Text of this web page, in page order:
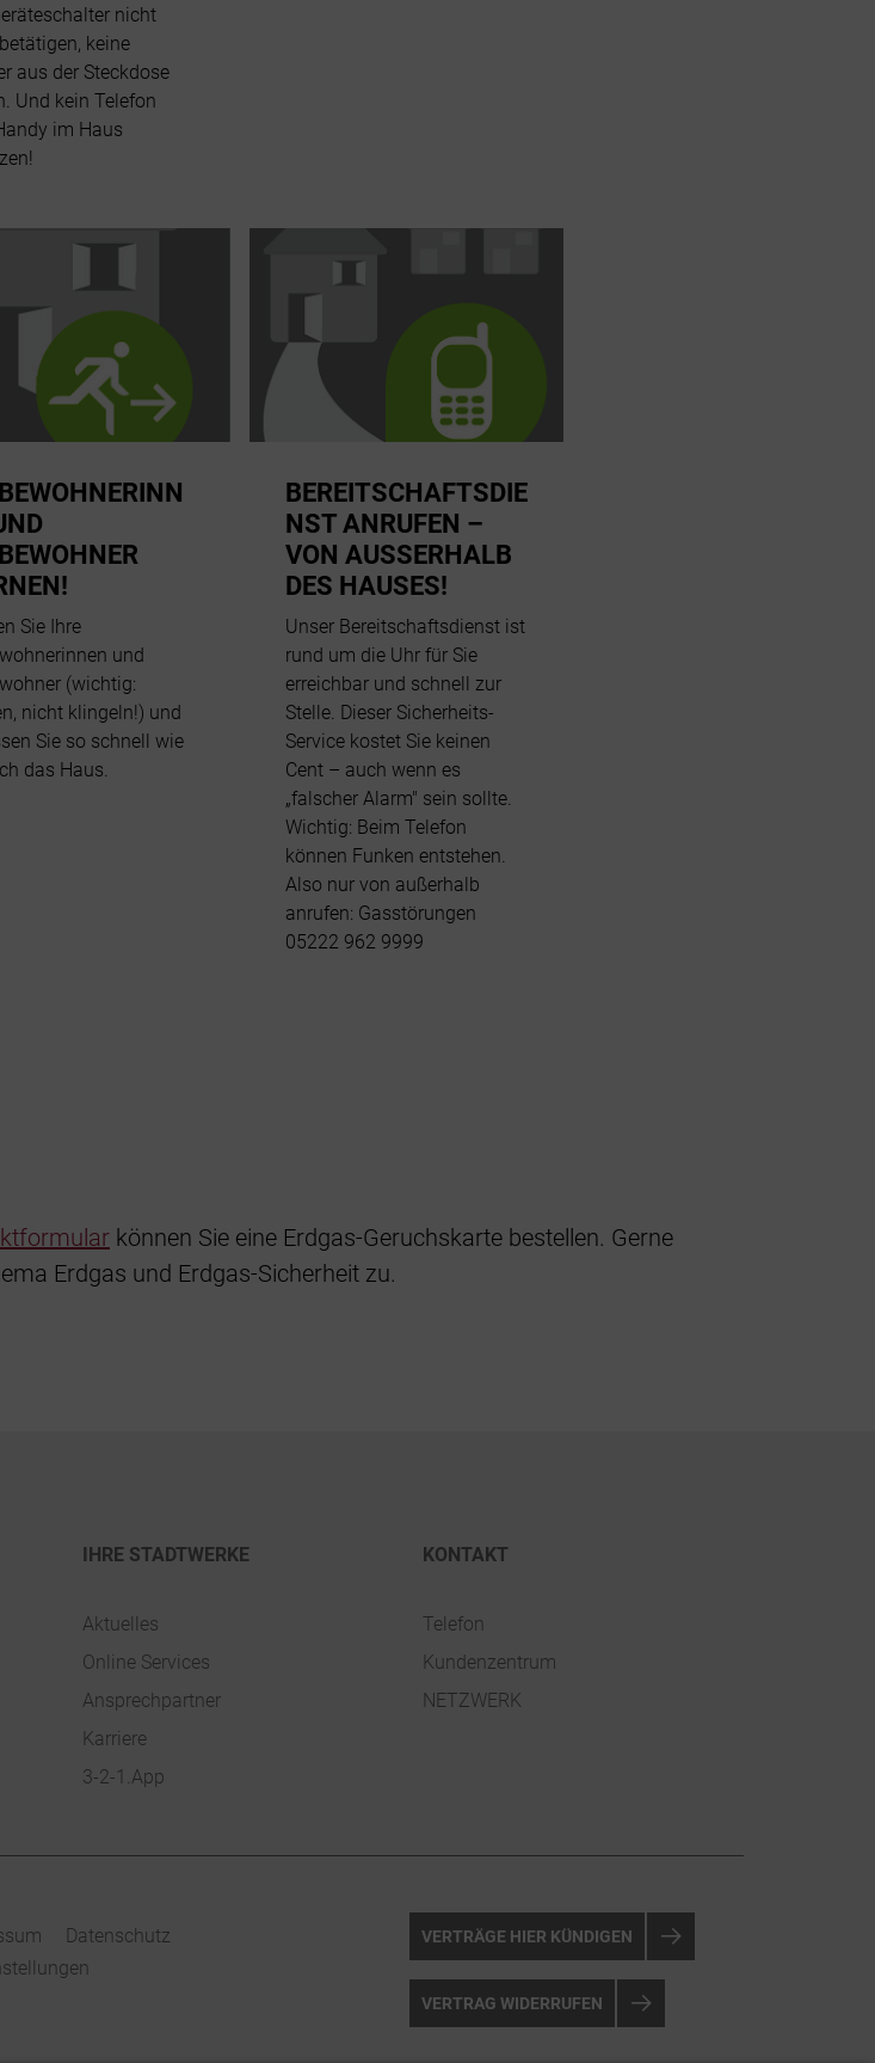
nicht
keine
aus der Steckdose
Und kein Telefon
im Haus
Sie Ihre
und
(wichtig:
nicht klingeln!) und
Sie so schnell wie
das Haus.
BEREITSCHAFTSDIE
NST ANRUFEN –
VON AUSSERHALB D
ES HAUSES!
Unser Bereitschaftsdienst ist
rund um die Uhr für Sie
erreichbar und schnell zur
Stelle. Dieser Sicherheits-
Service kostet Sie keinen
Cent – auch wenn es
„falscher Alarm" sein sollte.
Wichtig: Beim Telefon
können Funken entstehen.
Also nur von außerhalb
anrufen: Gasstörungen
05222 962 9999
können Sie eine Erdgas-Geruchskarte bestellen. Gerne
Erdgas und Erdgas-Sicherheit zu.
IHRE STADTWERKE
Aktuelles
Online Services
Ansprechpartner
Karriere
3-2-1.App
KONTAKT
Telefon
Kundenzentrum
NETZWERK
Datenschutz
VERTRÄGE HIER KÜNDIGEN
VERTRAG WIDERRUFEN